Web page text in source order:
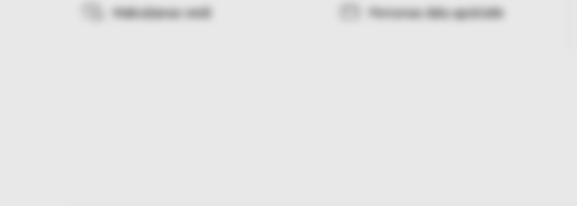
Maksāšanas veidi Personas datu apstrāde